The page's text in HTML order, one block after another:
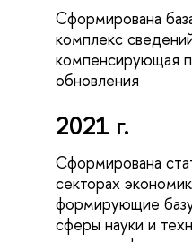
Сформирована
комплекс
компенсирующая
обновления
2021 г.
Сформирована
секторах
формирующие базу
сферы науки и